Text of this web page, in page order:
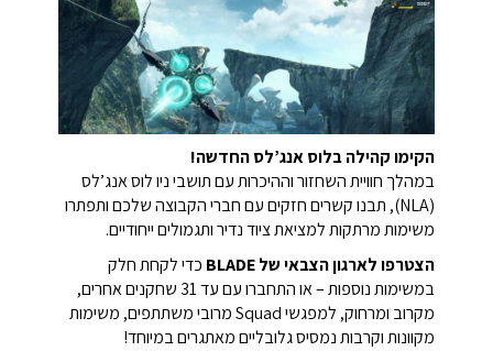
הקימו קהילה בלוס אנג’לס החדשה!
במהלך חוויית השחזור וההיכרות עם תושבי ניו לוס אנג’לס
(NLA), תבנו קשרים חזקים עם חברי הקבוצה שלכם ותפתרו
משימות מרתקות למציאת ציוד נדיר ותגמולים ייחודיים.
הצטרפו לארגון הצבאי של BLADE
כדי לקחת חלק
במשימות נוספות – או התחברו עם עד 31 שחקנים אחרים,
מקרוב ומרחוק, למפגשי Squad מרובי משתתפים, משימות
מקוונות וקרבות נמסיס גלובליים מאתגרים במיוחד!